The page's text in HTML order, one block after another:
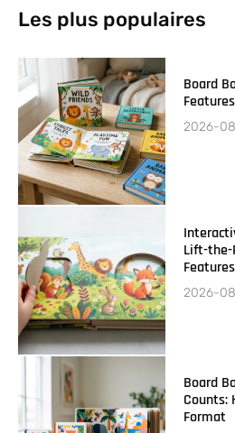
Les plus populaires
Board
2026-
Lift-the-
Features
2026-
Board
Counts:
Format